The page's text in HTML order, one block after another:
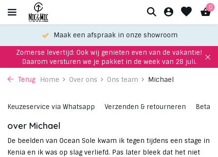
0
Maak een afspraak in onze showroom
Zomerse levertijd: Ook wij genieten even van de vakantie!
Daarom versturen we je pakket in de week van 28 juli.
Terug Home Over ons Ons team Michael
Keuzeservice via Whatsapp Verzenden & retourneren
over Michael
De beelden van Ocean Sole kwam ik tegen tijdens een stage in
Kenia en ik was op slag verliefd. Pas later bleek dat het niet